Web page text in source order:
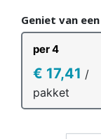
Geniet van
per 4
€ 17,41 /
pakket